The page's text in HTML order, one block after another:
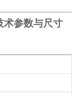
术参数与尺寸